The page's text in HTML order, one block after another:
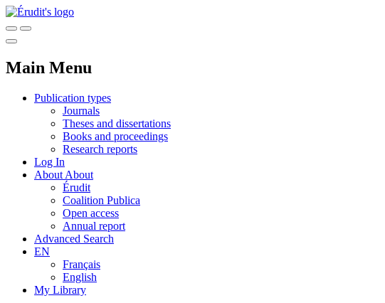
Main Menu
Publication types
Journals
Theses and dissertations
Books and proceedings
Research reports
Log In
About About
Érudit
Coalition Publica
Open access
Annual report
Advanced Search
EN
Français
English
My Library